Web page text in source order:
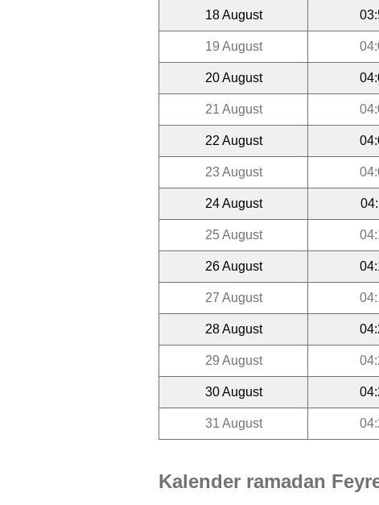
18 August
19 August
20 August
21 August
22 August
23 August
24 August
25 August
26 August
27 August
28 August
29 August
30 August
31 August
Kalender ramadan